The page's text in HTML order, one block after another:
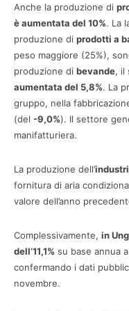
Anche la produzione di
è aumentata del 10%. La
produzione di prodotti a
peso maggiore (25%),
produzione di bevande, il
aumentata del 5,8%. La
gruppo, nella
(del -9,0%). Il settore
manifatturiera.
La produzione dell’
fornitura di aria
valore dell’anno
Complessivamente, in
dell’11,1% su base annua
confermando i dati
novembre.